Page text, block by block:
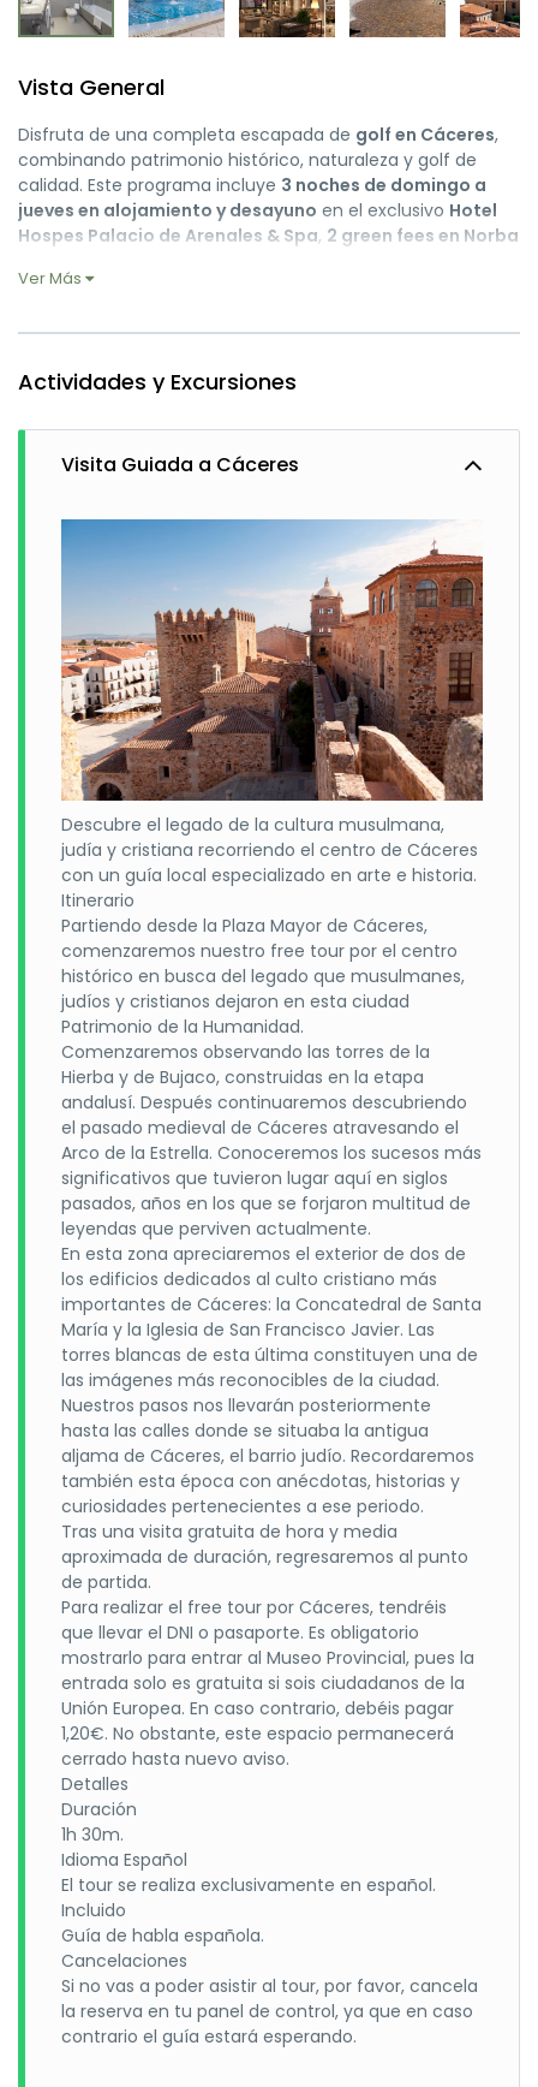
Vista General
Disfruta de una completa escapada de golf en Cáceres,
combinando patrimonio histórico, naturaleza y golf de
calidad. Este programa incluye 3 noches de domingo a
jueves en alojamiento y desayuno en el exclusivo Hotel
Hospes Palacio de Arenales & Spa, 2 green fees en Norba
monumental de Cáceres
renacentistas mejor conservados de Europa. Pasear por sus
calles empedradas, descubrir palacios como el de las
Veletas o los Golfines y disfrutar de su animada Plaza
Mayor es una experiencia única. La ciudad combina
historia, cultura y una excelente gastronomía extremeña
Hotel Hospes Palacio de Arenales & Spase ubica en un
elegante edificio del siglo XVII, antigua residencia de verano
de la familia Golfín, rodeado de jardines, olivos centenarios
y los emblemáticos nidos de cigüeñas. Sus habitaciones
modernas y confortables, el restauranteLas Corchuelas
con cocina tradicional extremeña reinterpretada, y su
completo spa convierten la estancia en una experiencia
de descanso y bienestar.
El programa se completa con el Norba Club de Golf, uno
de los campos más destacados de Extremadura. Diseñado
por Carlos Corsini, estepar 72ofrece un recorrido variado
y técnico. Los primeros nueve hoyos discurren por un valle
con calles amplias y obstáculos de agua, mientras que los
segundos transitan por la ladera de la sierra, entre encinas
y alcornoques, con calles más estrechas y desniveles que
exigen precisión.
Una propuesta ideal para quienes buscan golf, cultura y
relax en un destino diferente y con carácter.
Ver Más
Actividades y Excursiones
Visita Guiada a Cáceres
Descubre el legado de la cultura musulmana,
judía y cristiana recorriendo el centro de Cáceres
con un guía local especializado en arte e historia.
Itinerario
Partiendo desde la Plaza Mayor de Cáceres,
comenzaremos nuestro free tour por el centro
histórico en busca del legado que musulmanes,
judíos y cristianos dejaron en esta ciudad
Patrimonio de la Humanidad.
Comenzaremos observando las torres de la
Hierba y de Bujaco, construidas en la etapa
andalusí. Después continuaremos descubriendo
el pasado medieval de Cáceres atravesando el
Arco de la Estrella. Conoceremos los sucesos más
significativos que tuvieron lugar aquí en siglos
pasados, años en los que se forjaron multitud de
leyendas que perviven actualmente.
En esta zona apreciaremos el exterior de dos de
los edificios dedicados al culto cristiano más
importantes de Cáceres: la Concatedral de Santa
María y la Iglesia de San Francisco Javier. Las
torres blancas de esta última constituyen una de
las imágenes más reconocibles de la ciudad.
Nuestros pasos nos llevarán posteriormente
hasta las calles donde se situaba la antigua
aljama de Cáceres, el barrio judío. Recordaremos
también esta época con anécdotas, historias y
curiosidades pertenecientes a ese periodo.
Tras una visita gratuita de hora y media
aproximada de duración, regresaremos al punto
de partida.
Para realizar el free tour por Cáceres, tendréis
que llevar el DNI o pasaporte. Es obligatorio
mostrarlo para entrar al Museo Provincial, pues la
entrada solo es gratuita si sois ciudadanos de la
Unión Europea. En caso contrario, debéis pagar
1,20€. No obstante, este espacio permanecerá
cerrado hasta nuevo aviso.
Detalles
Duración
1h 30m.
Idioma Español
El tour se realiza exclusivamente en español.
Incluido
Guía de habla española.
Cancelaciones
Si no vas a poder asistir al tour, por favor, cancela
la reserva en tu panel de control, ya que en caso
contrario el guía estará esperando.